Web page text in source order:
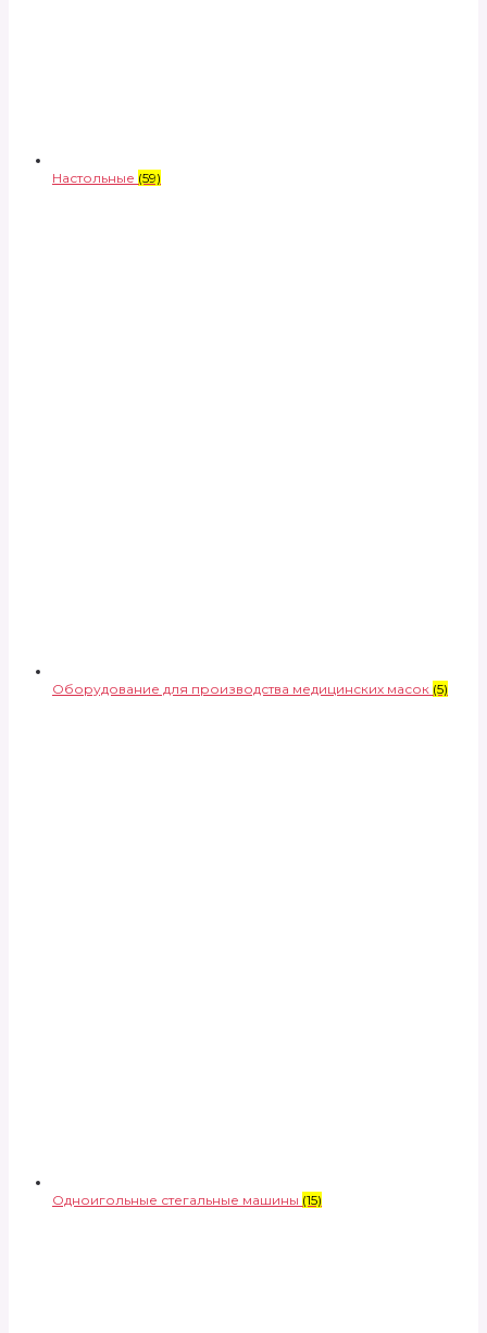
Настольные (59)
Оборудование для производства медицинских масок (5)
Одноигольные стегальные машины (15)